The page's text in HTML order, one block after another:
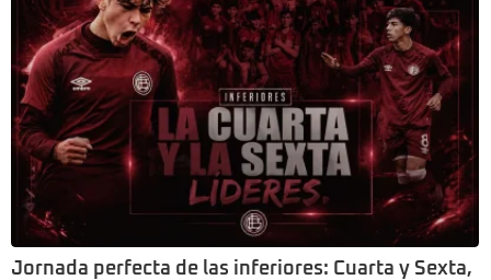
Jornada perfecta de las inferiores: Cuarta y Sexta,